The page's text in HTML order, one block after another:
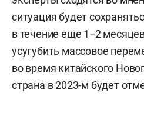
ситуация будет
в течение еще 1−2
усугубить массовое
во время китайского
страна в 2023-м будет